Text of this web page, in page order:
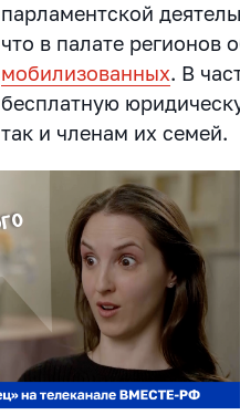
парламентской
что в палате регионов
мобилизованных. В
бесплатную
так и членам их семей.